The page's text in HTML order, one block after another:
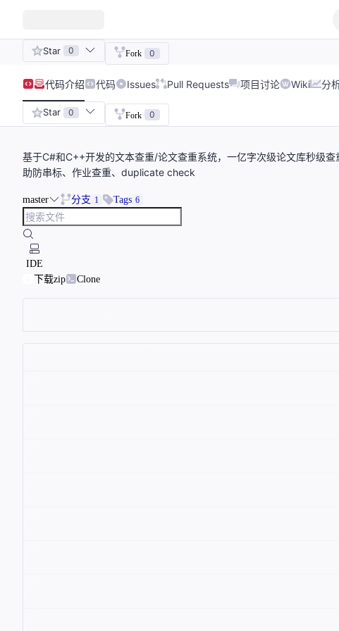
Star 0 Fork 0
代码介绍 代码 Issues Pull Requests 项目讨论 Wiki 分
Star 0 Fork 0
基于C#和C++开发的文本查重/论文查重系统，一亿字次级论文库秒级
助防串标、作业查重、duplicate check
master 分支 1 Tags 6
IDE
下载zip
Clone